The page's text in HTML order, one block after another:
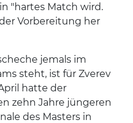
"hartes Match wird.
Vorbereitung her
jemals im
steht, ist für Zverev
hatte der
zehn Jahre jüngeren
des Masters in